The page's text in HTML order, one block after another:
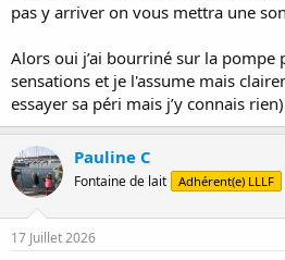
pas y arriver on vous mettra une
Alors oui j’ai bourriné sur la
sensations et je l'assume mais
essayer sa péri mais j’y connais
Pauline C
Fontaine de lait Adhérent(e) LLLF
17 Juillet 2026